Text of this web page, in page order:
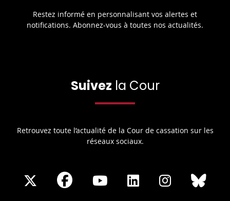
Restez informé en personnalisant vos alertes et
notifications. Abonnez-vous à toutes nos actualités.
Suivez la Cour
Retrouvez toute l’actualité de la Cour de cassation sur les
réseaux sociaux.
ShareShare
Share
Share
Share